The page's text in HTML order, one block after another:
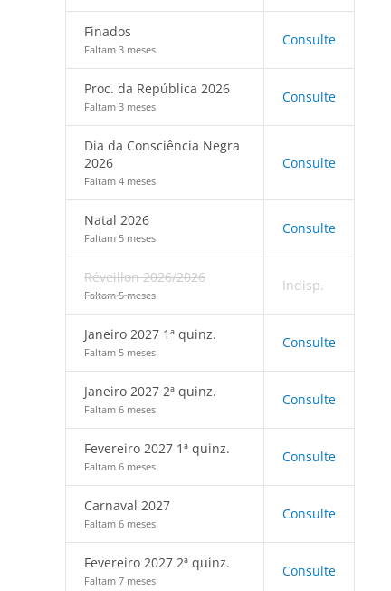
Finados
Faltam 3 meses
Consulte
Proc. da República 2026
Faltam 3 meses
Consulte
Dia da Consciência Negra
2026
Faltam 4 meses
Consulte
Natal 2026
Faltam 5 meses
Consulte
Réveillon 2026/2026
Faltam 5 meses
Indisp.
Janeiro 2027 1ª quinz.
Faltam 5 meses
Consulte
Janeiro 2027 2ª quinz.
Faltam 6 meses
Consulte
Fevereiro 2027 1ª quinz.
Faltam 6 meses
Consulte
Carnaval 2027
Faltam 6 meses
Consulte
Fevereiro 2027 2ª quinz.
Faltam 7 meses
Consulte